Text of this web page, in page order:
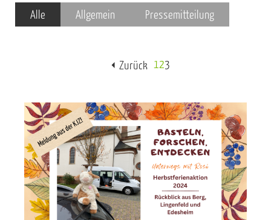
Alle Allgemein Pressemitteilung
Zurück 123